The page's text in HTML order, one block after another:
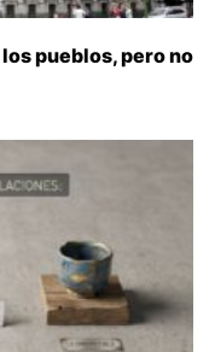
pueblos, pero no